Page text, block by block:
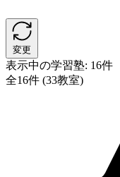
変更
表示中の学習塾: 16件
全16件 (33教室)